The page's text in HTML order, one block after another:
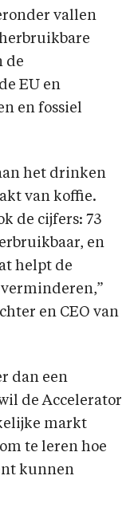
vallen
de
EU en
en fossiel
het drinken
van koffie.
de cijfers: 73
en
helpt de
en CEO van
dan een
de Accelerator
markt
te leren hoe
kunnen